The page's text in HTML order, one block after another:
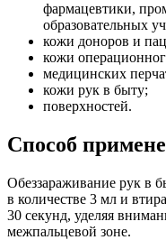
фармацевтики,
образовательных
кожи доноров и
кожи
медицинских
кожи рук в быту;
поверхностей.
Способ
Обеззараживание рук в
в количестве 3 мл и
30 секунд, уделяя
межпальцевой зоне.